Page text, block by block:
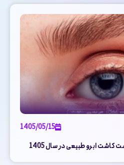
1405/05/15
ابرو طبیعی در سال 1405